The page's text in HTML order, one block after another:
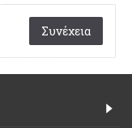
Συνέχεια